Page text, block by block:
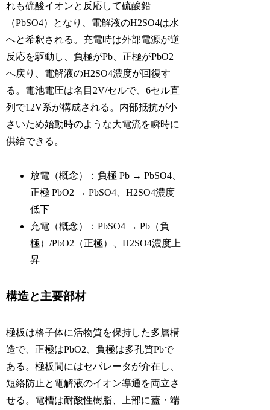
れも硫酸イオンと反応して硫酸鉛
（PbSO4）となり、電解液のH2SO4は水
へと希釈される。充電時は外部電源が逆
反応を駆動し、負極がPb、正極がPbO2
へ戻り、電解液のH2SO4濃度が回復す
る。電池電圧は名目2V/セルで、6セル直
列で12V系が構成される。内部抵抗が小
さいため始動時のような大電流を瞬時に
供給できる。
放電（概念）：負極 Pb → PbSO4、
正極 PbO2 → PbSO4、H2SO4濃度
低下
充電（概念）：PbSO4 → Pb（負
極）/PbO2（正極）、H2SO4濃度上
昇
構造と主要部材
極板は格子体に活物質を保持した多層構
造で、正極はPbO2、負極は多孔質Pbで
ある。極板間にはセパレータが介在し、
短絡防止と電解液のイオン導通を両立さ
せる。電槽は耐酸性樹脂、上部に蓋・端